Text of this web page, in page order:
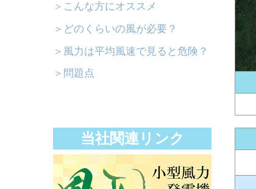
＞こんな方にオススメ
＞どのくらいの風が必要？
＞風力は平均風速で見ると危険？
＞問題点
当社関連リンク